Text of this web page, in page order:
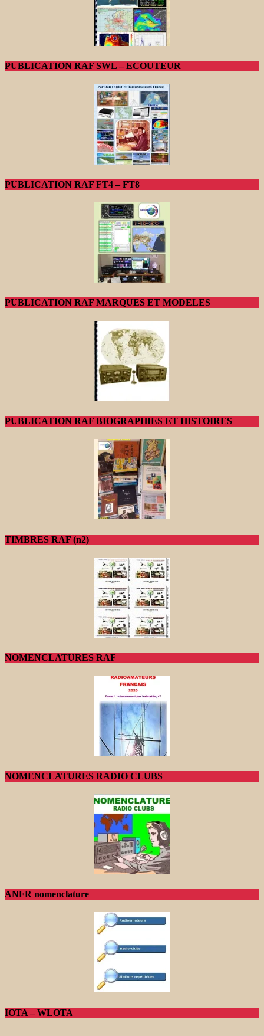
PUBLICATION RAF SWL – ECOUTEUR
PUBLICATION RAF FT4 – FT8
PUBLICATION RAF MARQUES ET MODELES
PUBLICATION RAF BIOGRAPHIES ET HISTOIRES
TIMBRES RAF (n2)
NOMENCLATURES RAF
NOMENCLATURES RADIO CLUBS
ANFR nomenclature
IOTA – WLOTA